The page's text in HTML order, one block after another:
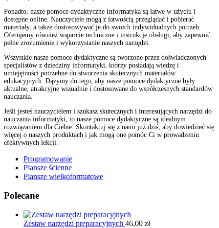
Ponadto, nasze pomoce dydaktyczne Informatyka są łatwe w użyciu i
dostępne online. Nauczyciele mogą z łatwością przeglądać i pobierać
materiały, a także dostosowywać je do swoich indywidualnych potrzeb.
Oferujemy również wsparcie techniczne i instrukcje obsługi, aby zapewnić
pełne zrozumienie i wykorzystanie naszych narzędzi.
Wszystkie nasze pomoce dydaktyczne są tworzone przez doświadczonych
specjalistów z dziedziny informatyki, którzy posiadają wiedzę i
umiejętności potrzebne do stworzenia skutecznych materiałów
edukacyjnych. Dążymy do tego, aby nasze pomoce dydaktyczne były
aktualne, atrakcyjne wizualnie i dostosowane do współczesnych standardów
nauczania.
Jeśli jesteś nauczycielem i szukasz skutecznych i interesujących narzędzi do
nauczania informatyki, to nasze pomoce dydaktyczne są idealnym
rozwiązaniem dla Ciebie. Skontaktuj się z nami już dziś, aby dowiedzieć się
więcej o naszych produktach i jak mogą one pomóc Ci w prowadzeniu
efektywnych lekcji.
Programowanie
Plansze ścienne
Plansze wielkoformatowe
Polecane
Zestaw narzędzi preparacyjnych 46,00 zł